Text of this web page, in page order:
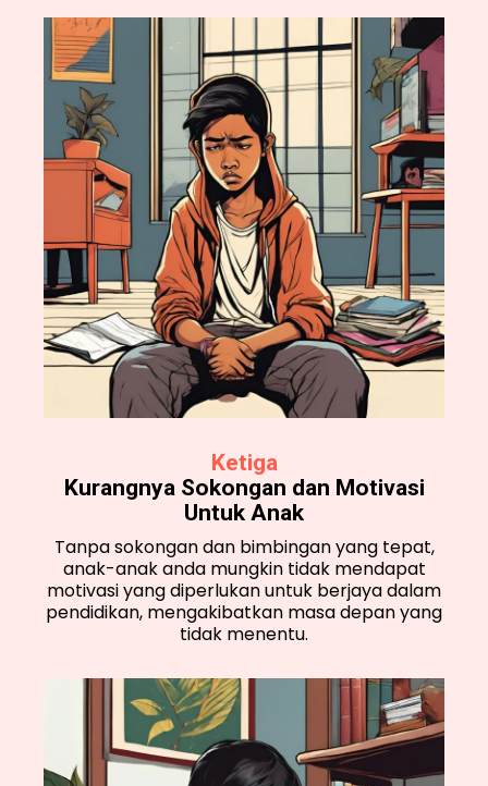
Ketiga
Kurangnya Sokongan dan Motivasi
Untuk Anak
Tanpa sokongan dan bimbingan yang tepat,
anak-anak anda mungkin tidak mendapat
motivasi yang diperlukan untuk berjaya dalam
pendidikan, mengakibatkan masa depan yang
tidak menentu.